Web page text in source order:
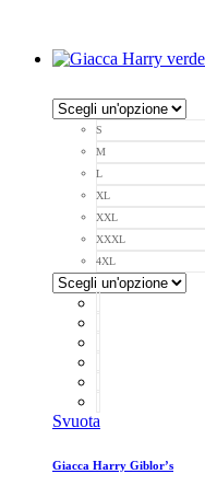
S
M
L
XL
XXL
XXXL
4XL
Svuota
Giacca Harry Giblor’s